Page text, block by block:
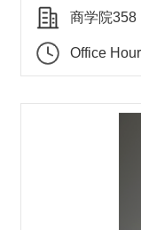
商学院358
Office